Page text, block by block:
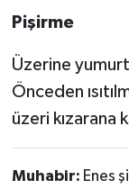
Pişirme
Üzerine
Önceden
üzeri kızarana
Muhabir: Enes